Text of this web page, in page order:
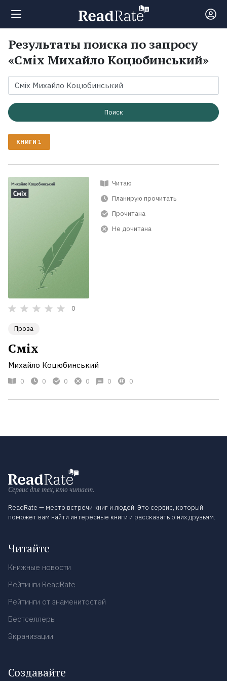
Поиск
Новости
Рейтинги
Книги
Экранизации
Результаты поиска по запросу
«Сміх Михайло Коцюбинський»
Поиск
КНИГИ 1
Читаю
Планирую прочитать
Прочитана
Не дочитана
0
Проза
Сміх
Михайло Коцюбинський
0 0 0 0 0 0
Сервис для тех, кто читает.
ReadRate — место встречи книг и людей. Это сервис, который
поможет вам найти интересные книги и рассказать о них друзьям.
Читайте
Книжные новости
Рейтинги ReadRate
Рейтинги от знаменитостей
Бестселлеры
Экранизации
Создавайте